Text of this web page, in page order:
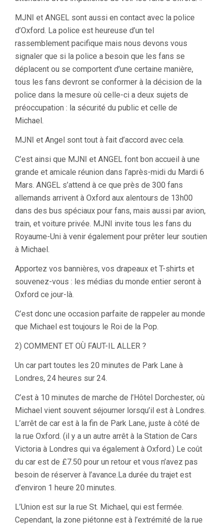
MJNI et ANGEL sont aussi en contact avec la police
d’Oxford. La police est heureuse d’un tel
rassemblement pacifique mais nous devons vous
signaler que si la police a besoin que les fans se
déplacent ou se comportent d’une certaine manière,
tous les fans devront se conformer à la décision de la
police dans la mesure où celle-ci a deux sujets de
préoccupation : la sécurité du public et celle de
Michael.
MJNI et Angel sont tout à fait d’accord avec cela.
C’est ainsi que MJNI et ANGEL font bon accueil à une
grande et amicale réunion dans l’après-midi du Mardi 6
Mars. ANGEL s’attend à ce que près de 300 fans
allemands arrivent à Oxford aux alentours de 13h00
dans des bus spéciaux pour fans, mais aussi par avion,
train, et voiture privée. MJNI invite tous les fans du
Royaume-Uni à venir également pour prêter leur soutien
à Michael.
Apportez vos bannières, vos drapeaux et T-shirts et
souvenez-vous : les médias du monde entier seront à
Oxford ce jour-là.
C’est donc une occasion parfaite de rappeler au monde
que Michael est toujours le Roi de la Pop.
2) COMMENT ET OÙ FAUT-IL ALLER ?
Un car part toutes les 20 minutes de Park Lane à
Londres, 24 heures sur 24.
C’est à 10 minutes de marche de l’Hôtel Dorchester, où
Michael vient souvent séjourner lorsqu’il est à Londres.
L’arrêt de car est à la fin de Park Lane, juste à côté de
la rue Oxford. (il y a un autre arrêt à la Station de Cars
Victoria à Londres qui va également à Oxford.) Le coût
du car est de £7.50 pour un retour et vous n’avez pas
besoin de réserver à l’avance.La durée du trajet est
d’environ 1 heure 20 minutes.
L’Union est sur la rue St. Michael, qui est fermée.
Cependant, la zone piétonne est à l’extrémité de la rue